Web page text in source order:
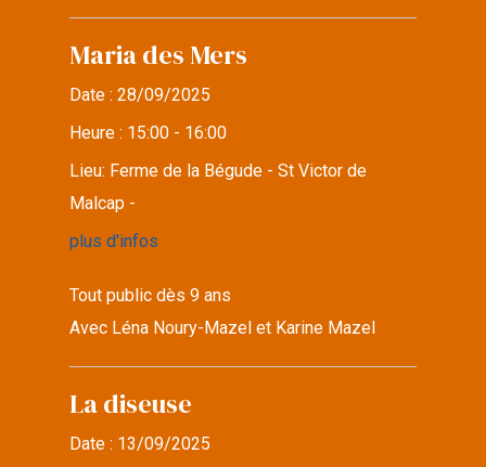
Maria des Mers
Date :28/09/2025
Heure : 15:00 - 16:00
Lieu: Ferme de la Bégude - St Victor de
Malcap -
plus d'infos
Tout public dès 9 ans
Avec Léna Noury-Mazel et Karine Mazel
La diseuse
Date : 13/09/2025